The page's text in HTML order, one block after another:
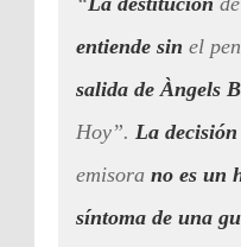
entiende sin el
salida de Àngels
Hoy”. La decisión
emisora no es un
síntoma de una